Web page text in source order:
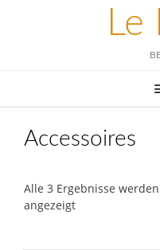
Le
Accessoires
Alle 3 Ergebnisse werden
angezeigtNach